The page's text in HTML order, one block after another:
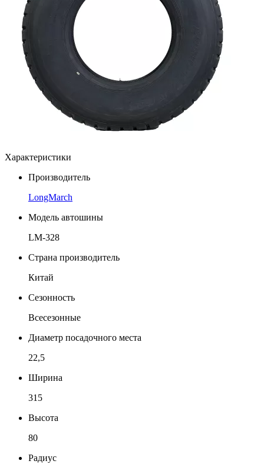
Характеристики
Производитель
LongMarch
Модель автошины
LM-328
Страна производитель
Китай
Сезонность
Всесезонные
Диаметр посадочного места
22,5
Ширина
315
Высота
80
Радиус